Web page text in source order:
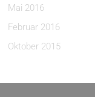
Mai 2016
Februar 2016
Oktober 2015